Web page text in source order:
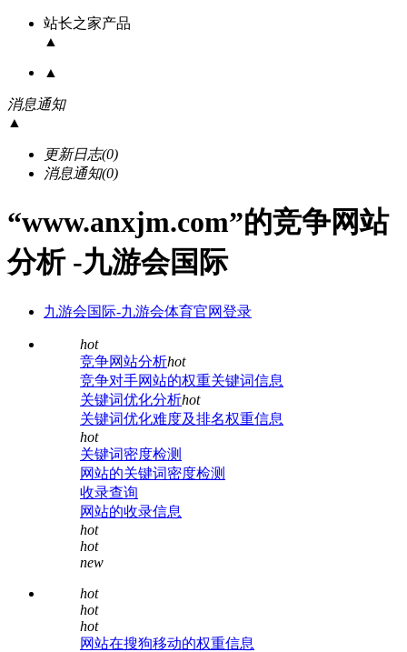
站长之家产品
▲
▲
消息通知
▲
更新日志(0)
消息通知(0)
“www.anxjm.com”的竞争网站
分析 -九游会国际
九游会国际-九游会体育官网登录
hot
竞争网站分析hot
竞争对手网站的权重关键词信息
关键词优化分析hot
关键词优化难度及排名权重信息
hot
关键词密度检测
网站的关键词密度检测
收录查询
网站的收录信息
hot
hot
new
hot
hot
hot
网站在搜狗移动的权重信息